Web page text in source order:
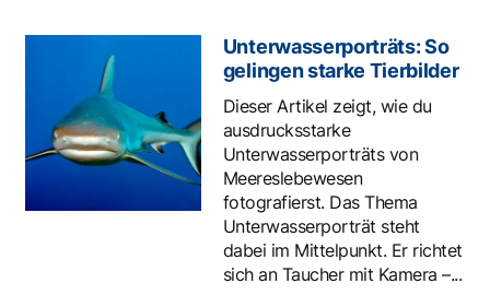
Unterwasserporträts: So
gelingen starke Tierbilder
Dieser Artikel zeigt, wie du
ausdrucksstarke
Unterwasserporträts von
Meereslebewesen
fotografierst. Das Thema
Unterwasserporträt steht
dabei im Mittelpunkt. Er richtet
sich an Taucher mit Kamera –...